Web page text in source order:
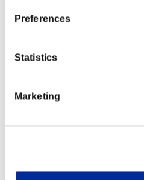
Preferences
Statistics
Marketing
Nvl. de personaje: 1 o menos